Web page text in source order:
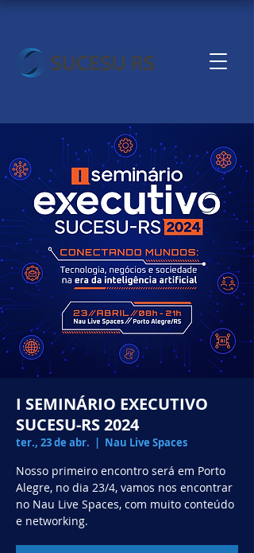
I SEMINÁRIO EXECUTIVO
SUCESU-RS 2024
ter., 23 de abr.
  |
Nau Live Spaces
Nosso primeiro encontro será em Porto
Alegre, no dia 23/4, vamos nos encontrar
no Nau Live Spaces, com muito conteúdo
e networking.